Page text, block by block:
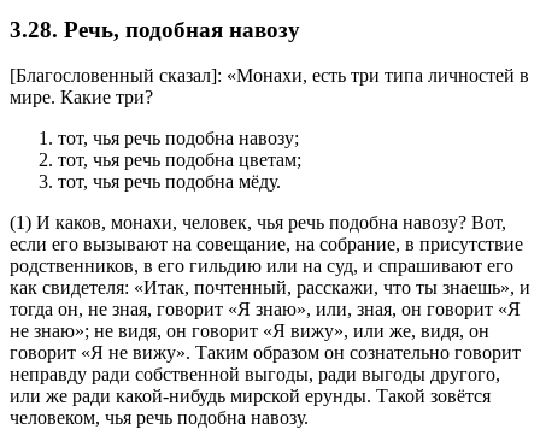
3.28. Речь, подобная навозу
[Благословенный сказал]: «Монахи, есть три типа личностей в
мире. Какие три?
тот, чья речь подобна навозу;
тот, чья речь подобна цветам;
тот, чья речь подобна мёду.
(1) И каков, монахи, человек, чья речь подобна навозу? Вот,
если его вызывают на совещание, на собрание, в присутствие
родственников, в его гильдию или на суд, и спрашивают его
как свидетеля: «Итак, почтенный, расскажи, что ты знаешь», и
тогда он, не зная, говорит «Я знаю», или, зная, он говорит «Я
не знаю»; не видя, он говорит «Я вижу», или же, видя, он
говорит «Я не вижу». Таким образом он сознательно говорит
неправду ради собственной выгоды, ради выгоды другого,
или же ради какой-нибудь мирской ерунды. Такой зовётся
человеком, чья речь подобна навозу.